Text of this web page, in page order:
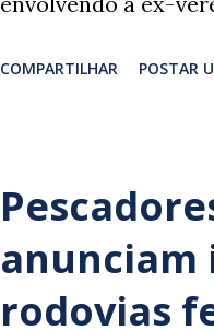
sepultamento de
da família foi
populares e
COMPARTILHAR POSTAR
anunciam
rodovias